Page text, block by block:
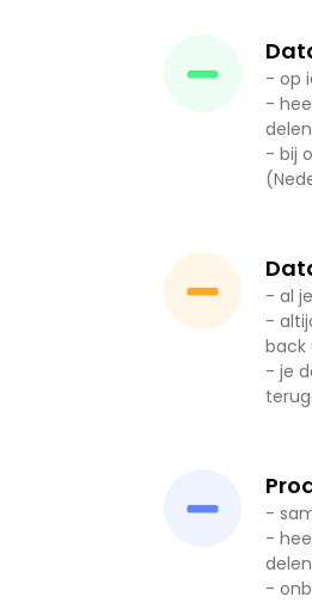
- op
-
delen
- bij
- al
-
back
- je
-
-
delen
-